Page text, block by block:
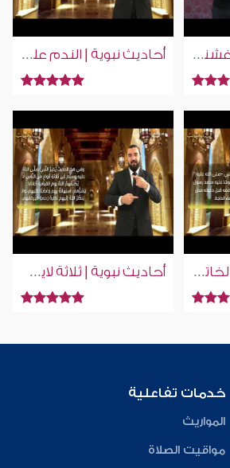
أحاديث نبوية | من غشنا فليس منا | إسلام ويب | بلغة الإشارة أحاديث نبوية | الندم على ذنب علامة على صدق التوبة | إسلام ويب | للصم بلغة الإشارة
أحاديث نبوية | نزع الخاتم عند دخول الحمام | إسلام ويب | للصم بلغة الإشارة أحاديث نبوية | ثلاثة لايكلمهم الله | إسلام ويب | للصم بلغة الإشارة
خدمات تفاعلية
المواريث
مواقيت الصلاة